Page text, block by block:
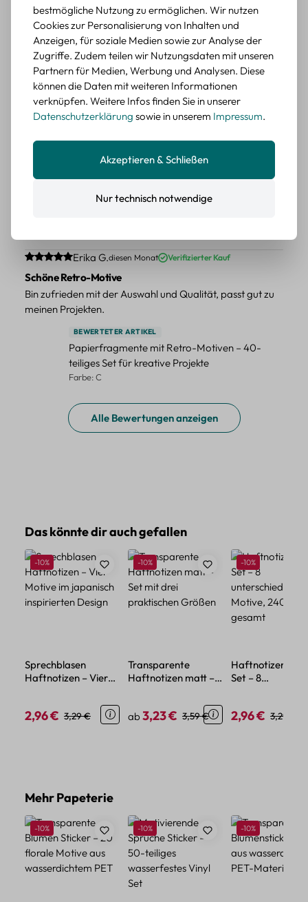
wieder kaufen.
BEWERTETER ARTIKEL
Retro Blumen Sticker Set – 45 Stück mit 15
verschiedene Motive
Farbe: F
Durchschnittliche Bewertung von 5 von 5 Sternen
Erika G.diesen Monat Verifizierter Kauf
Schöne Deko-Teile für meine Bücher, es passt zu meinem
BEWERTETER ARTIKEL
Retro Sticker Scrapbooking Set – Mix aus
Durchschnittliche Bewertung von 5 von 5 Sternen
Erika G.diesen Monat Verifizierter Kauf
Schöne Retro-Motive
Bin zufrieden mit der Auswahl und Qualität, passt gut zu
meinen Projekten.
BEWERTETER ARTIKEL
Papierfragmente mit Retro-Motiven – 40-
teiliges Set für kreative Projekte
Farbe: C
Alle Bewertungen anzeigen
Produktgalerie überspringen
Das könnte dir auch gefallen
Rabatt
-10%
Sprechblasen
Haftnotizen – Vier
inspirierten Design
Verkaufspreis:
2,96 € Regulärer Preis:
3,29 €
Rabatt
-10%
Transparente
Haftnotizen matt –
praktischen Größen
Regulärer Preis:
ab3,23 € Regulärer Preis:
3,59 €
Rabatt
-10%
Haftnotizen
Set – 8
gesamt
Verkaufspreis:
2,96 € 3,29 €
Produktgalerie überspringen
Mehr Papeterie
Rabatt
-10% Rabatt
-10% Rabatt
-10%
bestmögliche Nutzung zu ermöglichen. Wir nutzen
Cookies zur Personalisierung von Inhalten und
Anzeigen, für soziale Medien sowie zur Analyse der
Zugriffe. Zudem teilen wir Nutzungsdaten mit unseren
Partnern für Medien, Werbung und Analysen. Diese
können die Daten mit weiteren Informationen
verknüpfen. Weitere Infos finden Sie in unserer
Datenschutzerklärung sowie in unserem Impressum.
Nur technisch notwendige
Akzeptieren & Schließen